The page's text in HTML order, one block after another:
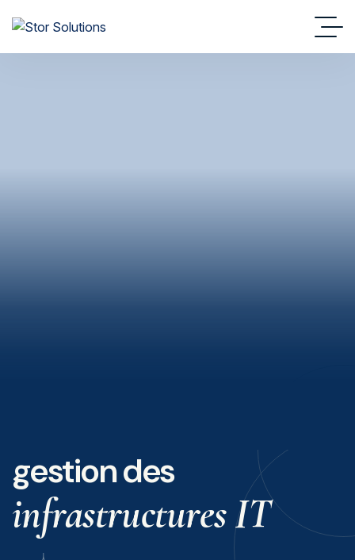
gestion des
infrastructures IT